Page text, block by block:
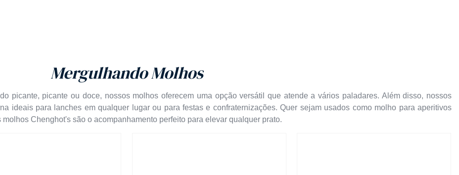
Mergulhando Molhos
picante, picante ou doce, nossos molhos oferecem uma opção versátil que atende a vários paladares. Além disso, nossos
ideais para lanches em qualquer lugar ou para festas e confraternizações. Quer sejam usados ​​como molho para aperitivos
Chenghot's são o acompanhamento perfeito para elevar qualquer prato.